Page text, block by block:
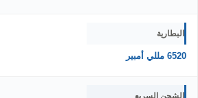
البطارية
6520 مللي أمبير
الشحن السريع